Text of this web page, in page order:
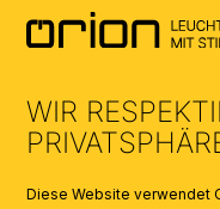
KATALOGE
WIR
Diese Website verwendet